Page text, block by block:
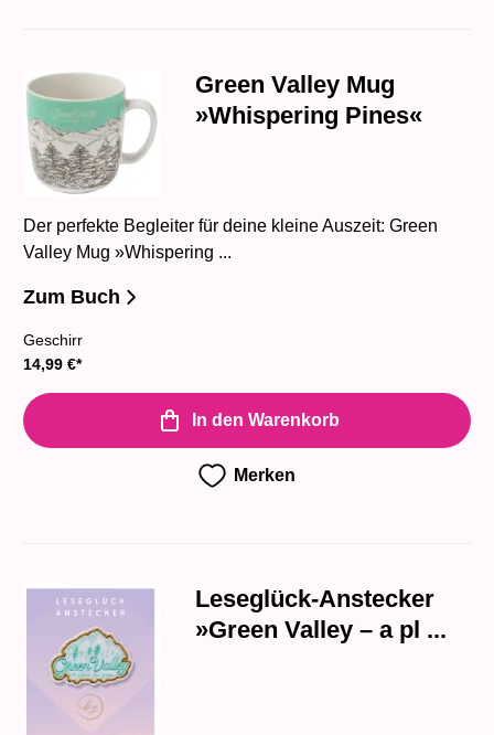
Green Valley Mug
»Whispering Pines«
Der perfekte Begleiter für deine kleine Auszeit: Green
Valley Mug »Whispering ...
Zum Buch
Geschirr
14,99 €*
In den Warenkorb
Merken
Leseglück-Anstecker
»Green Valley – a pl ...